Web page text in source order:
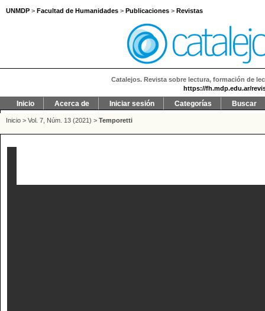
UNMDP > Facultad de Humanidades > Publicaciones > Revistas
Catalejos. Revista sobre lectura, formación de
https://fh.mdp.edu.ar/
Inicio Acerca de Iniciar sesión Categorías Buscar
Inicio > Vol. 7, Núm. 13 (2021) > Temporetti